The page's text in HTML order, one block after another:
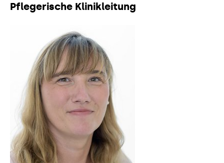
Pflegerische Klinikleitung